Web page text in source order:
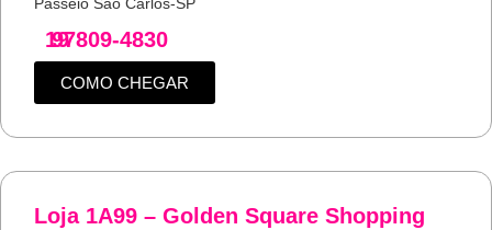
Passeio São Carlos-SP
19
97809-4830
COMO CHEGAR
Loja 1A99 – Golden Square Shopping